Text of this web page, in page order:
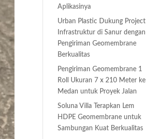
Aplikasinya
Urban Plastic Dukung Project
Infrastruktur di Sanur dengan
Pengiriman Geomembrane
Berkualitas
Pengiriman Geomembrane 1
Roll Ukuran 7 x 210 Meter ke
Medan untuk Proyek Jalan
Soluna Villa Terapkan Lem
HDPE Geomembrane untuk
Sambungan Kuat Berkualitas